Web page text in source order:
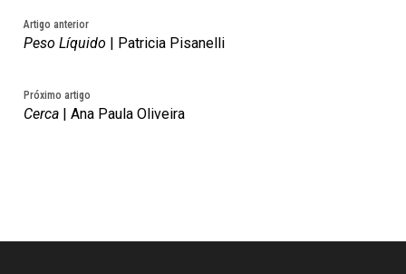
Artigo anterior
Peso Líquido | Patricia Pisanelli
Próximo artigo
Cerca | Ana Paula Oliveira